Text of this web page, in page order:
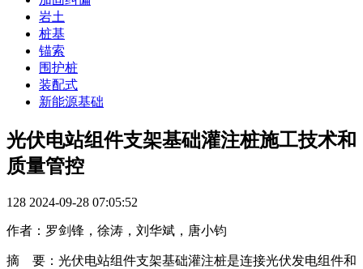
岩土
桩基
锚索
围护桩
装配式
新能源基础
光伏电站组件支架基础灌注桩施工技术和
质量管控
128 2024-09-28 07:05:52
作者：罗剑锋，徐涛，刘华斌，唐小钧
摘 要：光伏电站组件支架基础灌注桩是连接光伏发电组件和